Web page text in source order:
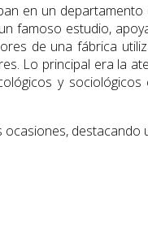
en un
famoso estudio,
de una fábrica
Lo principal era la
y
destacando